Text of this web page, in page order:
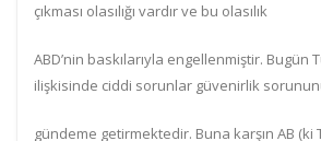
çıkması olasılığı vardır ve bu olasılık
ABD’nin baskılarıyla engellenmiştir. Bugün
ilişkisinde ciddi sorunlar güvenirlik
gündeme getirmektedir. Buna karşın AB